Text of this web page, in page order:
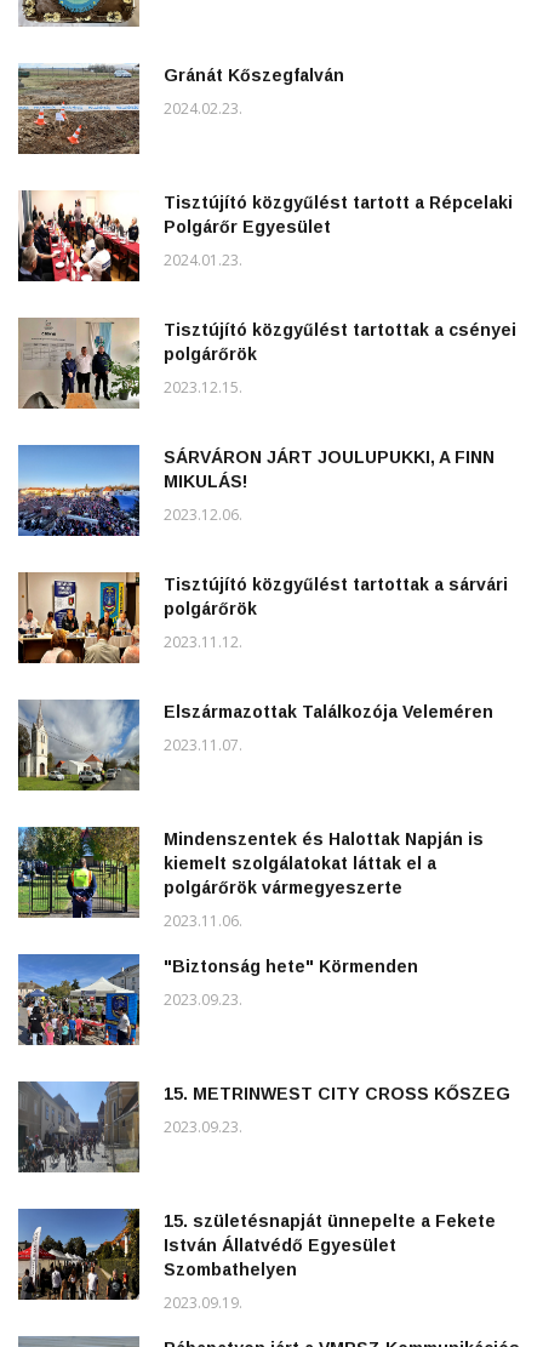
Gránát Kőszegfalván
2024.02.23.
Tisztújító közgyűlést tartott a Répcelaki
Polgárőr Egyesület
2024.01.23.
Tisztújító közgyűlést tartottak a csényei
polgárőrök
2023.12.15.
SÁRVÁRON JÁRT JOULUPUKKI, A FINN
MIKULÁS!
2023.12.06.
Tisztújító közgyűlést tartottak a sárvári
polgárőrök
2023.11.12.
Elszármazottak Találkozója Veleméren
2023.11.07.
Mindenszentek és Halottak Napján is
kiemelt szolgálatokat láttak el a
polgárőrök vármegyeszerte
2023.11.06.
"Biztonság hete" Körmenden
2023.09.23.
15. METRINWEST CITY CROSS KŐSZEG
2023.09.23.
15. születésnapját ünnepelte a Fekete
István Állatvédő Egyesület
Szombathelyen
2023.09.19.